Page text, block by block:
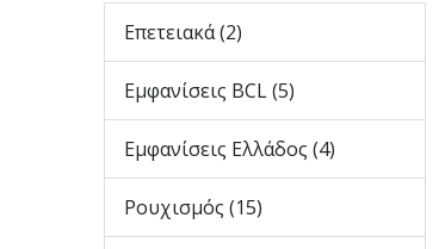
Eπετειακά (2)
Εμφανίσεις BCL (5)
Εμφανίσεις Ελλάδος (4)
Ρουχισμός (15)